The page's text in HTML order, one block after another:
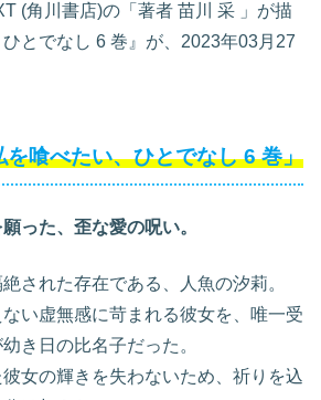
(角川書店)の「著者 苗川 采 」が描
とでなし 6 巻』が、2023年03月27
を喰べたい、ひとでなし 6巻」
った、歪な愛の呪い。
された存在である、人魚の汐莉。
い虚無感に苛まれる彼女を、唯一受
き日の比名子だった。
女の輝きを失わないため、祈りを込